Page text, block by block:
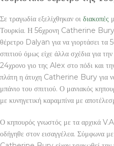
Σε τραγωδία εξελίχθηκαν οι διακοπές
Τουρκία. Η 56χρονη Catherine Bury
θέρετρο Dalyan για να γιορτάσει τα
σπιτιού όμως είχε άλλα σχέδια για
24χρονο γιο της Alex στο πόδι και
πλάτη η άτυχη Catherine Bury για
μπάνιο του σπιτιού. Ο μανιακός
με κυνηγετική καραμπίνα με
Ο κηπουρός γνωστός με τα αρχικά
οδήγηθε στον εισαγγέλεα. Σύμφωνα